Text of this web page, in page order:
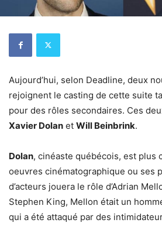
Aujourd’hui, selon Deadline, deux
rejoignent le casting de cette suite
pour des rôles secondaires. Ces
Xavier Dolan et Will Beinbrink.
Dolan, cinéaste québécois, est plus
oeuvres cinématographique ou ses
d’acteurs jouera le rôle d’Adrian
Stephen King, Mellon était un
qui a été attaqué par des